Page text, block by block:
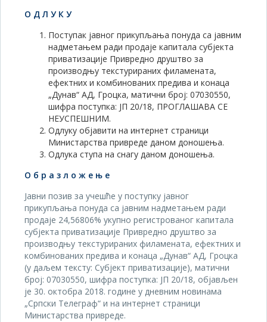
О Д Л У К У
Поступак јавног прикупљања понуда са јавним
надметањем ради продаје капитала субјекта
приватизације Привредно друштво за
производњу текстурираних филамената,
ефектних и комбинованих предива и конаца
„Дунав“ АД, Гроцка, матични број: 07030550,
шифра поступка: JП 20/18, ПРОГЛАШАВА СЕ
НЕУСПЕШНИМ.
Одлуку објавити на интернет страници
Министарства привреде даном доношења.
Одлука ступа на снагу даном доношења.
О б р а з л о ж е њ е
Јавни позив за учешће у поступку јавног
прикупљања понуда са јавним надметањем ради
продаје 24,56806% укупно регистрованог капитала
субјекта приватизације Привредно друштво за
производњу текстурираних филамената, ефектних и
комбинованих предива и конаца „Дунав“ АД, Гроцка
(у даљем тексту: Субјект приватизације), матични
број: 07030550, шифра поступка: JП 20/18, објављен
је 30. октобра 2018. године у дневним новинама
„Српски Телеграф“ и на интернет страници
Министарства привреде.